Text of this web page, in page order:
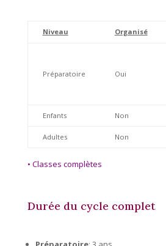
Niveau Organisé
Préparatoire Oui
Enfants Non
Adultes Non
• Classes complètes
Durée du cycle complet